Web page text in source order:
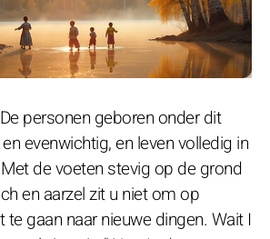
personen geboren onder dit
evenwichtig, en leven volledig in
de voeten stevig op de grond
en aarzel zit u niet om op
gaan naar nieuwe dingen. Wait I